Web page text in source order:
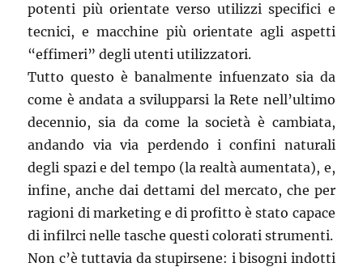
potenti più orientate verso utilizzi specifici e
tecnici, e macchine più orientate agli aspetti
“effimeri” degli utenti utilizzatori.
Tutto questo è banalmente infuenzato sia da
come è andata a svilupparsi la Rete nell’ultimo
decennio, sia da come la società è cambiata,
andando via via perdendo i confini naturali
degli spazi e del tempo (la realtà aumentata), e,
infine, anche dai dettami del mercato, che per
ragioni di marketing e di profitto è stato capace
di infilrci nelle tasche questi colorati strumenti.
Non c’è tuttavia da stupirsene: i bisogni indotti